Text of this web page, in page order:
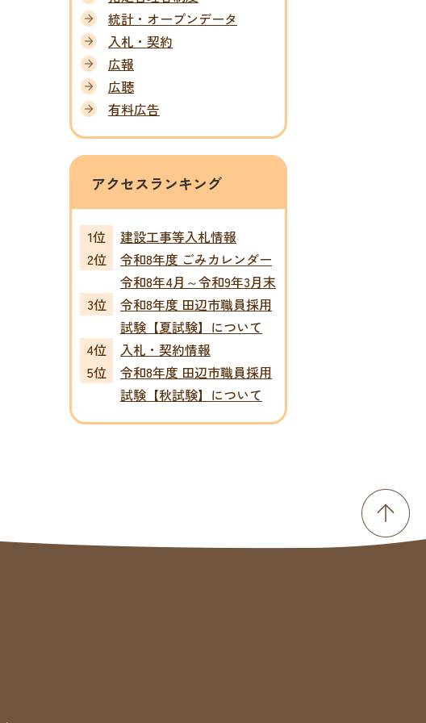
統計・オープンデータ
入札・契約
広報
広聴
有料広告
アクセスランキング
建設工事等入札情報
令和8年度 ごみカレンダー
令和8年4月～令和9年3月末
令和8年度 田辺市職員採用
試験【夏試験】について
入札・契約情報
令和8年度 田辺市職員採用
試験【秋試験】について